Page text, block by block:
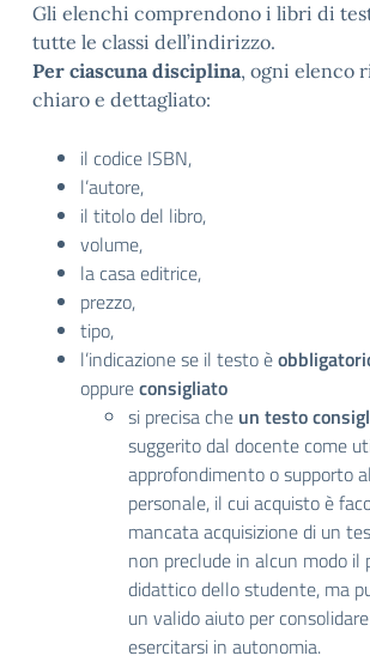
Gli elenchi comprendono i libri di
tutte le classi dell’indirizzo.
Per ciascuna disciplina, ogni elenco
chiaro e dettagliato:
il codice ISBN,
l’autore,
il titolo del libro,
volume,
la casa editrice,
prezzo,
tipo,
l’indicazione se il testo è
oppureconsigliato
si precisa che un testo
suggerito dal docente come
approfondimento o supporto
personale, il cui acquisto è
mancata acquisizione di un
non preclude in alcun modo il
didattico dello studente, ma
un valido aiuto per
esercitarsi in autonomia.